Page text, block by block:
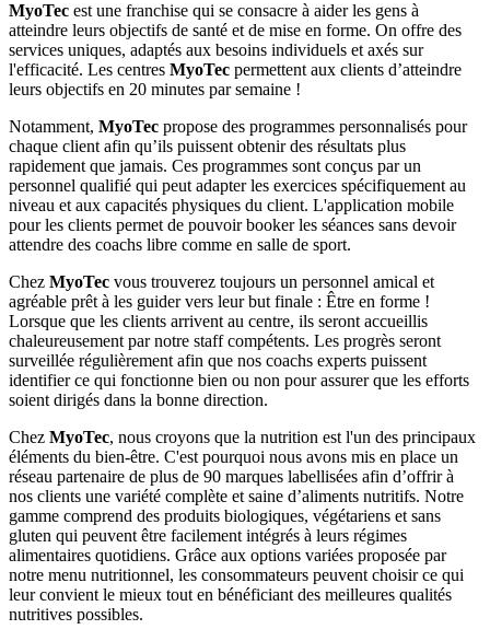
MyoTec est une franchise qui se consacre à aider les gens à
atteindre leurs objectifs de santé et de mise en forme. On offre des
services uniques, adaptés aux besoins individuels et axés sur
l'efficacité. Les centres MyoTec permettent aux clients d’atteindre
leurs objectifs en 20 minutes par semaine !
Notamment, MyoTec propose des programmes personnalisés pour
chaque client afin qu’ils puissent obtenir des résultats plus
rapidement que jamais. Ces programmes sont conçus par un
personnel qualifié qui peut adapter les exercices spécifiquement au
niveau et aux capacités physiques du client. L'application mobile
pour les clients permet de pouvoir booker les séances sans devoir
attendre des coachs libre comme en salle de sport.
Chez MyoTec vous trouverez toujours un personnel amical et
agréable prêt à les guider vers leur but finale : Être en forme !
Lorsque que les clients arrivent au centre, ils seront accueillis
chaleureusement par notre staff compétents. Les progrès seront
surveillée régulièrement afin que nos coachs experts puissent
identifier ce qui fonctionne bien ou non pour assurer que les efforts
soient dirigés dans la bonne direction.
Chez MyoTec, nous croyons que la nutrition est l'un des principaux
éléments du bien-être. C'est pourquoi nous avons mis en place un
réseau partenaire de plus de 90 marques labellisées afin d’offrir à
nos clients une variété complète et saine d’aliments nutritifs. Notre
gamme comprend des produits biologiques, végétariens et sans
gluten qui peuvent être facilement intégrés à leurs régimes
alimentaires quotidiens. Grâce aux options variées proposée par
notre menu nutritionnel, les consommateurs peuvent choisir ce qui
leur convient le mieux tout en bénéficiant des meilleures qualités
nutritives possibles.